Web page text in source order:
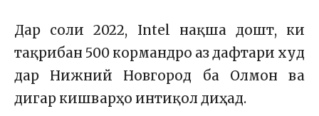
Дар соли 2022, Intel нақша дошт, ки
тақрибан 500 кормандро аз дафтари худ
дар Нижний Новгород ба Олмон ва
дигар кишварҳо интиқол диҳад.